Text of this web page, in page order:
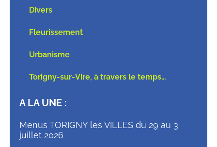
Divers
Fleurissement
Urbanisme
Torigny-sur-Vire, à travers le temps…
A LA UNE :
Menus TORIGNY les VILLES du 29 au 3
juillet 2026